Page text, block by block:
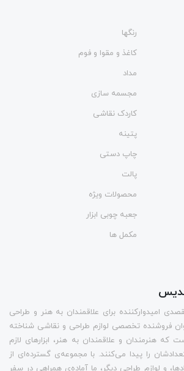
رنگها
کاغذ و مقوا و فوم
مداد
مجسمه سازی
کاردک نقاشی
پتینه
چاپ دستی
پالت
محصولات ویژه
جعبه چوبی ابزار
مکمل ها
امیدوارکننده برای علاقمندان به هنر و طراحی
فروشنده تخصصی لوازم طراحی و نقاشی شناخته
که هنرمندان و علاقمندان به هنر، ابزارهای لازم
را پیدا می‌کنند. با مجموعه‌ی گسترده‌ای از
و لوازم طراحی دیگر، ما آماده‌ی همراهی در سفر